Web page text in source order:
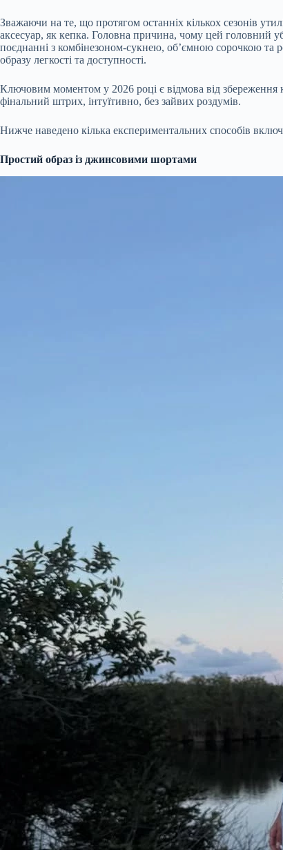
Зважаючи на те, що протягом останніх кількох сезонів
аксесуар, як кепка. Головна причина, чому цей головний
поєднанні з комбінезоном-сукнею, об’ємною сорочкою
образу легкості та доступності.
Ключовим моментом у 2026 році є відмова від збереження
фінальний штрих, інтуїтивно, без зайвих роздумів.
Нижче наведено кілька експериментальних способів
Простий образ із джинсовими шортами